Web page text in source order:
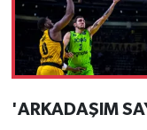
'ARKADAŞIM